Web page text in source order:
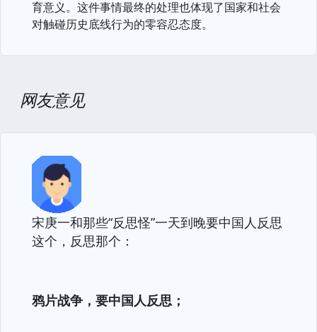
育意义。这件事情最终的处理也体现了国家和社会
对触碰历史底线行为的零容忍态度。
网友意见
宋庚一和那些“反思怪”一天到晚要中国人反思
这个，反思那个：
鸦片战争，要中国人反思；